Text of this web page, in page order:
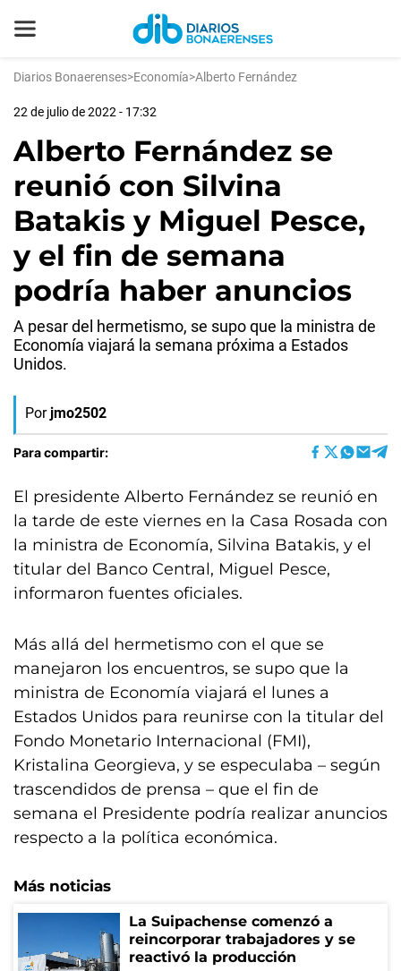
Diarios Bonaerenses>Economía>Alberto Fernández
22 de julio de 2022 - 17:32
Alberto Fernández se
reunió con Silvina
Batakis y Miguel Pesce,
y el fin de semana
podría haber anuncios
A pesar del hermetismo, se supo que la ministra de
Economía viajará la semana próxima a Estados
Unidos.
Por jmo2502
Para compartir:
El presidente Alberto Fernández se reunió en
la tarde de este viernes en la Casa Rosada con
la ministra de Economía, Silvina Batakis, y el
titular del Banco Central, Miguel Pesce,
informaron fuentes oficiales.
Más allá del hermetismo con el que se
manejaron los encuentros, se supo que la
ministra de Economía viajará el lunes a
Estados Unidos para reunirse con la titular del
Fondo Monetario Internacional (FMI),
Kristalina Georgieva, y se especulaba – según
trascendidos de prensa – que el fin de
semana el Presidente podría realizar anuncios
respecto a la política económica.
Más noticias
La Suipachense comenzó a
reincorporar trabajadores y se
reactivó la producción